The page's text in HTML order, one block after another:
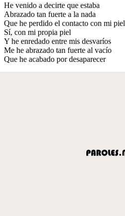
He venido a decirte que estaba
Abrazado tan fuerte a la nada
Que he perdido el contacto con mi piel
Sí, con mi propia piel
Y he enredado entre mis desvaríos
Me he abrazado tan fuerte al vacío
Que he acabado por desaparecer